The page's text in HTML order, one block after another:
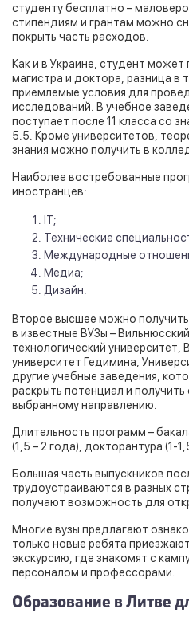
студенту бесплатно –
стипендиям и грантам можно
покрыть часть расходов.
Как и в Украине, студент
магистра и доктора, разница в
приемлемые условия для
исследований. В учебное
поступает после 11 класса со
5.5. Кроме университетов,
знания можно получить в
Наиболее востребованные
иностранцев:
ІТ;
Технические
Международные
Медиа;
Дизайн.
Второе высшее можно
в известные ВУЗы –
технологический университет,
университет Гедимина,
другие учебные заведения,
раскрыть потенциал и
выбранному направлению.
Длительность программ –
(1,5 – 2 года), докторантура (1-
Большая часть выпускников
трудоустраиваются в разных
получают возможность для
Многие вузы предлагают
только новые ребята
экскурсию, где знакомят с
персоналом и профессорами.
Образование в Литве